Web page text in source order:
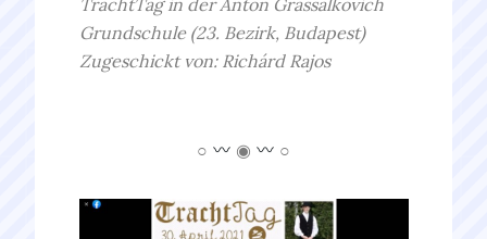
TrachtTag in der Anton Grassalkovich
Grundschule (23. Bezirk, Budapest)
Zugeschickt von: RichárdRajos
○ ◉ ○